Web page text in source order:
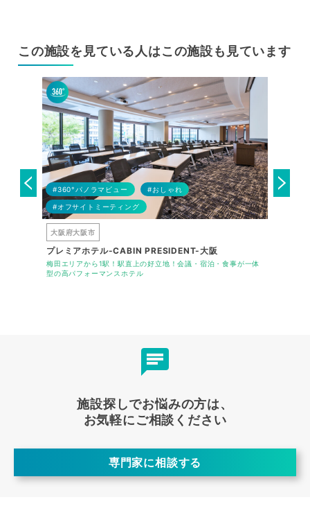
この施設を見ている人はこの施設も見ています
#360°パノラマビュー #おしゃれ
#オフサイトミーティング
大阪府大阪市
プレミアホテル-CABIN PRESIDENT-大阪
梅田エリアから1駅！駅直上の好立地！会議・宿泊・食事が一体
型の高パフォーマンスホテル
#テーマ
施設探しでお悩みの方は、
お気軽にご相談ください
専門家に相談する